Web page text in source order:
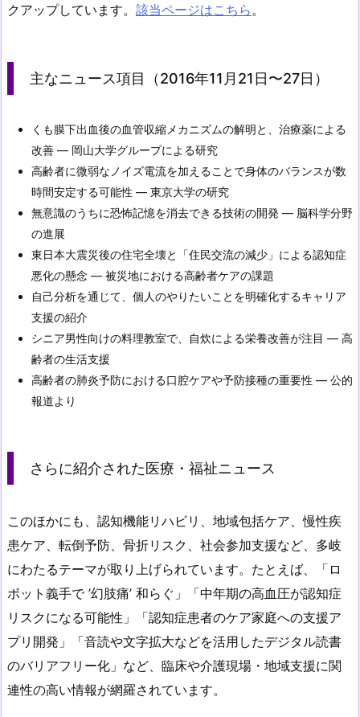
クアップしています。 該当ページはこちら 。
主なニュース項目（2016年11月21日〜27日）
くも膜下出血後の血管収縮メカニズムの解明と、治療薬による
改善 — 岡山大学グループによる研究
高齢者に微弱なノイズ電流を加えることで身体のバランスが数
時間安定する可能性 — 東京大学の研究
無意識のうちに恐怖記憶を消去できる技術の開発 — 脳科学分野
の進展
東日本大震災後の住宅全壊と「住民交流の減少」による認知症
悪化の懸念 — 被災地における高齢者ケアの課題
自己分析を通じて、個人のやりたいことを明確化するキャリア
支援の紹介
シニア男性向けの料理教室で、自炊による栄養改善が注目 — 高
齢者の生活支援
高齢者の肺炎予防における口腔ケアや予防接種の重要性 — 公的
報道より
さらに紹介された医療・福祉ニュース
このほかにも、認知機能リハビリ、地域包括ケア、慢性疾
患ケア、転倒予防、骨折リスク、社会参加支援など、多岐
にわたるテーマが取り上げられています。たとえば、「ロ
ボット義手で ’幻肢痛’ 和らぐ」「中年期の高血圧が認知症
リスクになる可能性」「認知症患者のケア家庭への支援ア
プリ開発」「音読や文字拡大などを活用したデジタル読書
のバリアフリー化」など、臨床や介護現場・地域支援に関
連性の高い情報が網羅されています。